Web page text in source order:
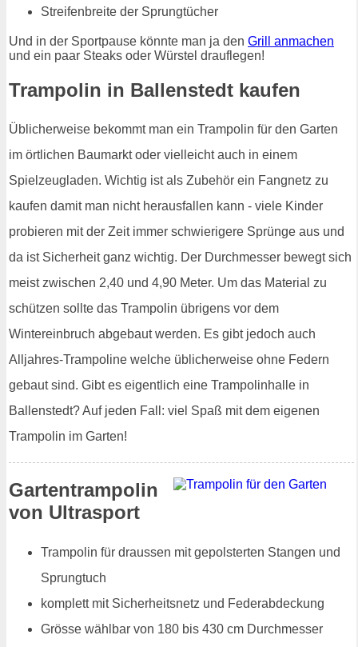
Streifenbreite der Sprungtücher
Und in der Sportpause könnte man ja den Grill anmachen
und ein paar Steaks oder Würstel drauflegen!
Trampolin in Ballenstedt kaufen
Üblicherweise bekommt man ein Trampolin für den Garten
im örtlichen Baumarkt oder vielleicht auch in einem
Spielzeugladen. Wichtig ist als Zubehör ein Fangnetz zu
kaufen damit man nicht herausfallen kann - viele Kinder
probieren mit der Zeit immer schwierigere Sprünge aus und
da ist Sicherheit ganz wichtig. Der Durchmesser bewegt sich
meist zwischen 2,40 und 4,90 Meter. Um das Material zu
schützen sollte das Trampolin übrigens vor dem
Wintereinbruch abgebaut werden. Es gibt jedoch auch
Alljahres-Trampoline welche üblicherweise ohne Federn
gebaut sind. Gibt es eigentlich eine Trampolinhalle in
Ballenstedt? Auf jeden Fall: viel Spaß mit dem eigenen
Trampolin im Garten!
Gartentrampolin
von Ultrasport
Trampolin für draussen mit gepolsterten Stangen und
Sprungtuch
komplett mit Sicherheitsnetz und Federabdeckung
Grösse wählbar von 180 bis 430 cm Durchmesser